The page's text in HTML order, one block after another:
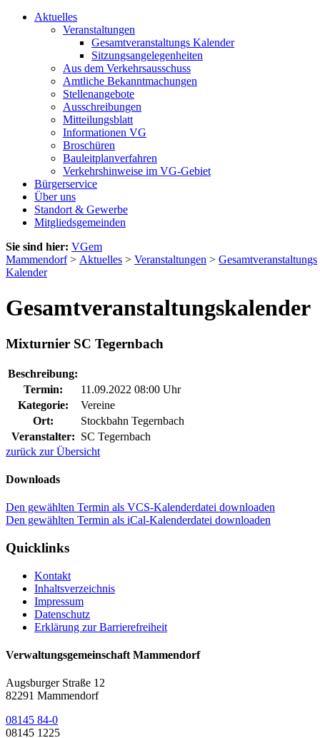
Aktuelles
Veranstaltungen
Gesamtveranstaltungs Kalender
Sitzungsangelegenheiten
Aus dem Verkehrsausschuss
Amtliche Bekanntmachungen
Stellenangebote
Ausschreibungen
Mitteilungsblatt
Informationen VG
Broschüren
Bauleitplanverfahren
Verkehrshinweise im VG-Gebiet
Bürgerservice
Über uns
Standort & Gewerbe
Mitgliedsgemeinden
Sie sind hier: VGem
Mammendorf> Aktuelles > Veranstaltungen > Gesamtveranstaltungs
Kalender
Gesamtveranstaltungskalender
Mixturnier SC Tegernbach
Beschreibung:
Termin:
11.09.2022 08:00 Uhr
Kategorie:
Vereine
Ort:
Stockbahn Tegernbach
Veranstalter: SC Tegernbach
zurück zur Übersicht
Downloads
Den gewählten Termin als VCS-Kalenderdatei downloaden
Den gewählten Termin als iCal-Kalenderdatei downloaden
Quicklinks
Kontakt
Inhaltsverzeichnis
Impressum
Datenschutz
Erklärung zur Barrierefreiheit
Verwaltungsgemeinschaft Mammendorf
Augsburger Straße 12
82291 Mammendorf
08145 84-0
08145 1225